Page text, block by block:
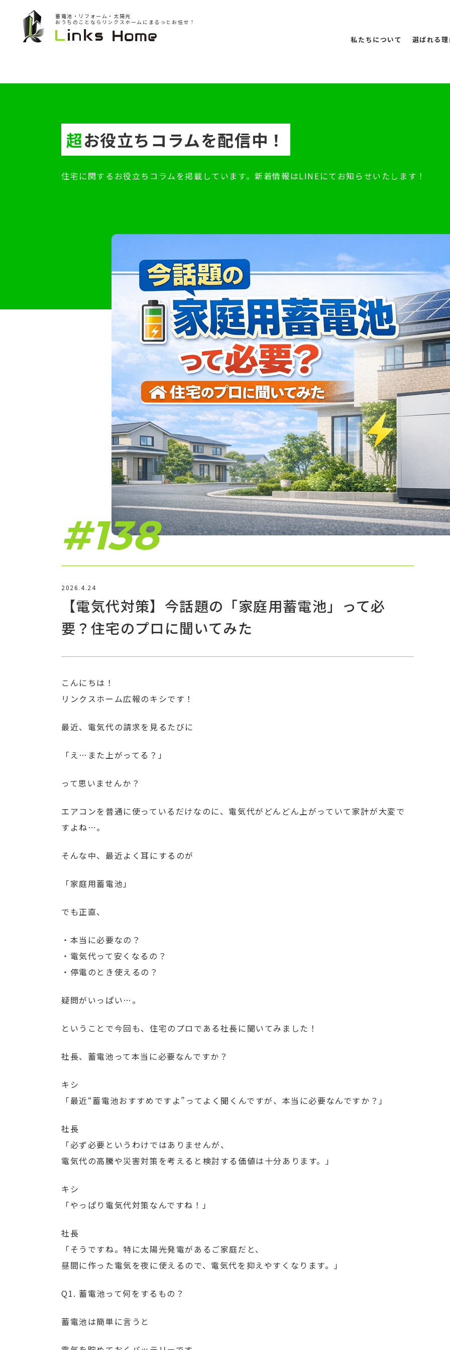
蓄電池・リフォーム・太陽光
おうちのことならリンクスホームにまるっとお任せ！
私たちについて 選ばれる
超お役立ちコラムを配信中！
住宅に関するお役立ちコラムを掲載しています。新着情報はLINEにてお知らせいたします！
#138
2026.4.24
【電気代対策】今話題の「家庭用蓄電池」って必
要？住宅のプロに聞いてみた
こんにちは！
リンクスホーム広報のキシです！
最近、電気代の請求を見るたびに
「え…また上がってる？」
って思いませんか？
エアコンを普通に使っているだけなのに、電気代がどんどん上がっていて家計が大変で
すよね…。
そんな中、最近よく耳にするのが
「家庭用蓄電池」
でも正直、
・本当に必要なの？
・電気代って安くなるの？
・停電のとき使えるの？
疑問がいっぱい…。
ということで今回も、住宅のプロである社長に聞いてみました！
社長、蓄電池って本当に必要なんですか？
キシ
「最近“蓄電池おすすめですよ”ってよく聞くんですが、本当に必要なんですか？」
社長
「必ず必要というわけではありませんが、
電気代の高騰や災害対策を考えると検討する価値は十分あります。」
キシ
「やっぱり電気代対策なんですね！」
社長
「そうですね。特に太陽光発電があるご家庭だと、
昼間に作った電気を夜に使えるので、電気代を抑えやすくなります。」
Q1. 蓄電池って何をするもの？
蓄電池は簡単に言うと